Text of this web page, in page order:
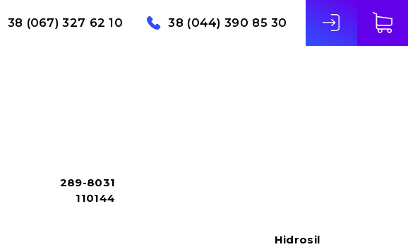
38 (067) 327 62 10 38 (044) 390 85 30
289-8031
110144
Hidrosil